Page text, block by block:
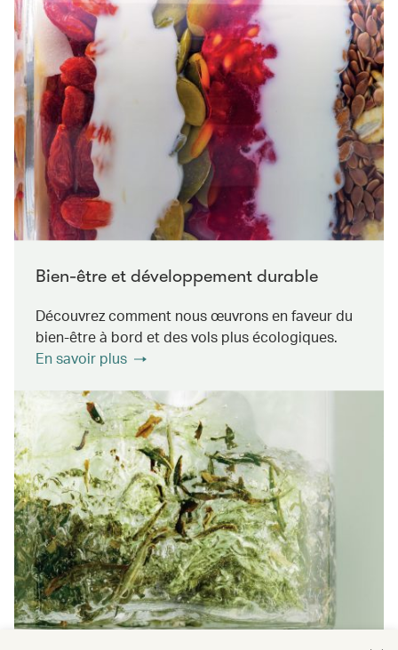
Bien-être et développement durable
Découvrez comment nous œuvrons en faveur du
bien-être à bord et des vols plus écologiques.
En savoir plus